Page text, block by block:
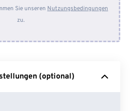
Sie unseren Nutzungsbedingungen
zu.
(optional)